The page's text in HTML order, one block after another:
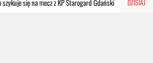
DZISIAJ
się na mecz z KP Starogard Gdański Kartuzy: